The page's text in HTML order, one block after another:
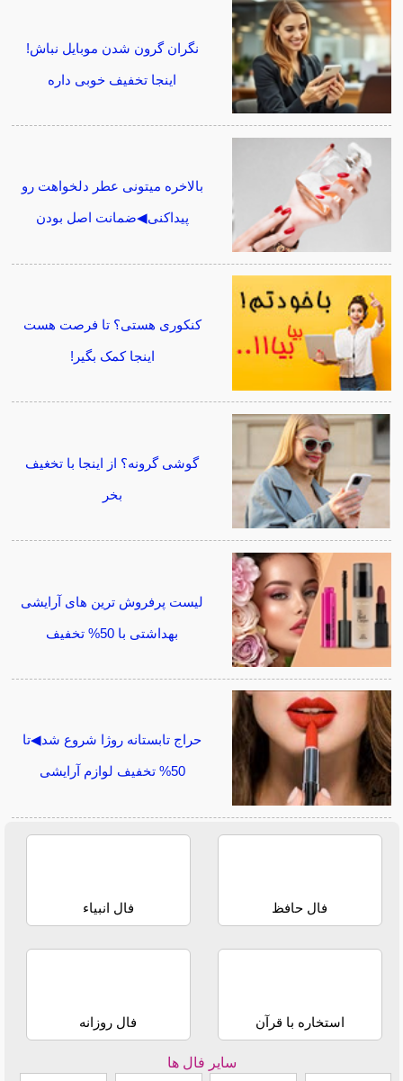
نگران گرون شدن موبایل نباش!
اینجا تخفیف خوبی داره
بالاخره میتونی عطر دلخواهت رو
پیداکنی◀ضمانت اصل بودن
کنکوری هستی؟ تا فرصت هست
اینجا کمک بگیر!
گوشی گرونه؟ از اینجا با تخغیف
بخر
لیست پرفروش ترین های آرایشی
بهداشتی با 50% تخفیف
حراج تابستانه روژا شروع شد◀تا
50% تخفیف لوازم آرایشی
فال حافظ فال انبیاء
استخاره با قرآن فال روزانه
سایر فال ها